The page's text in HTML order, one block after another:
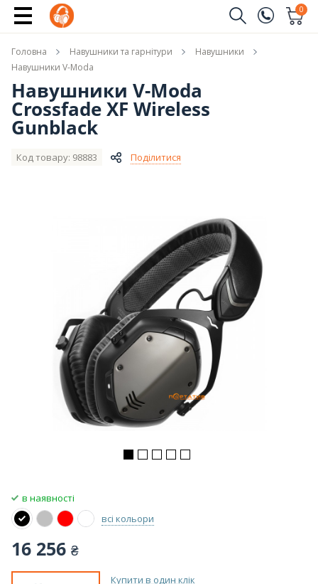
(096)
(044)
0
Ім'я
Телефон
Головна Навушники та гарнітури
Навушники
Навушники V-Moda
Навушники V-Moda
Crossfade XF Wireless
Gunblack
Код товару: 98883 Поділитися
в наявності
всі кольори
16 256 ₴
Купити в один клік
Купити